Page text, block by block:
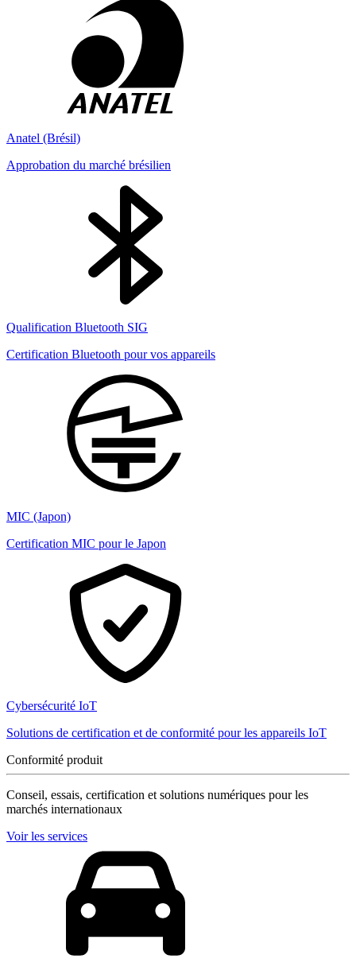
Anatel (Brésil)
Approbation du marché brésilien
Qualification Bluetooth SIG
Certification Bluetooth pour vos appareils
MIC (Japon)
Certification MIC pour le Japon
Cybersécurité IoT
Solutions de certification et de conformité pour les appareils IoT
Conformité produit
Conseil, essais, certification et solutions numériques pour les
marchés internationaux
Voir les services